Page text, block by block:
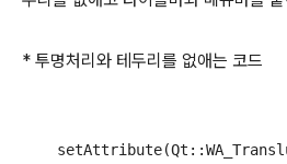
* 투명처리와 테두리를 없애는 코드